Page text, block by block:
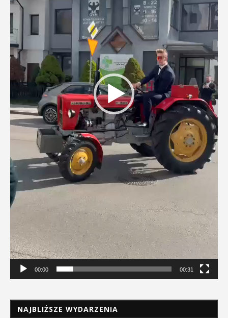
00:00 00:31
NAJBLIŻSZE WYDARZENIA